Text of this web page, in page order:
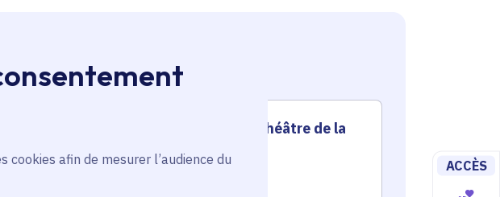
cookies afin de mesurer l’audience du
ACCÈS
de la
Soutien au Théâtre de la
Culture